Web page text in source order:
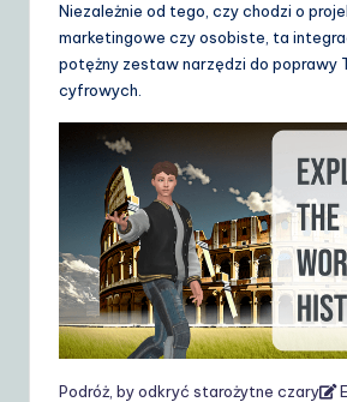
Niezależnie od tego, czy chodzi o
marketingowe czy osobiste, ta
potężny zestaw narzędzi do poprawy
cyfrowych.
Podróż, by odkryć starożytne czary